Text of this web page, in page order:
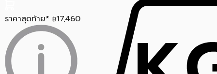
ราคาสุดท้าย* ฿17,460